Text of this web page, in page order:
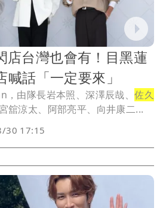
店台灣也會有！目黑蓮
話「一定要來」
，由隊長岩本照、深澤辰哉、佐久
舘涼太、阿部亮平、向井康二...
30 17:15